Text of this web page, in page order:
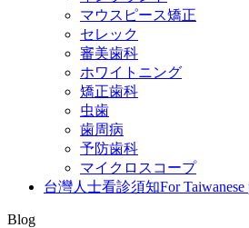
マウスピース矯正
セレック
審美歯科
ホワイトニング
矯正歯科
虫歯
歯周病
予防歯科
マイクロスコープ
台灣人士看診須知For Taiwanese
Blog